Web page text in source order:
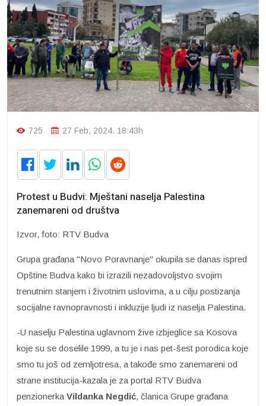
725 27 Feb, 2024. 18:43h
Protest u Budvi: Mještani naselja Palestina
zanemareni od društva
Izvor, foto: RTV Budva
Grupa građana "Novo Poravnanje" okupila se danas ispred
Opštine Budva kako bi izrazili nezadovoljstvo svojim
trenutnim stanjem i životnim uslovima, a u cilju postizanja
socijalne ravnopravnosti i inkluzije ljudi iz naselja Palestina.
-U naselju Palestina uglavnom žive izbjeglice sa Kosova
koje su se doselile 1999, a tu je i nas pet-šest porodica koje
smo tu još od zemljotresa, a takođe smo zanemareni od
strane institucija-kazala je za portal RTV Budva
penzionerka Vildanka Negdić, članica Grupe građana